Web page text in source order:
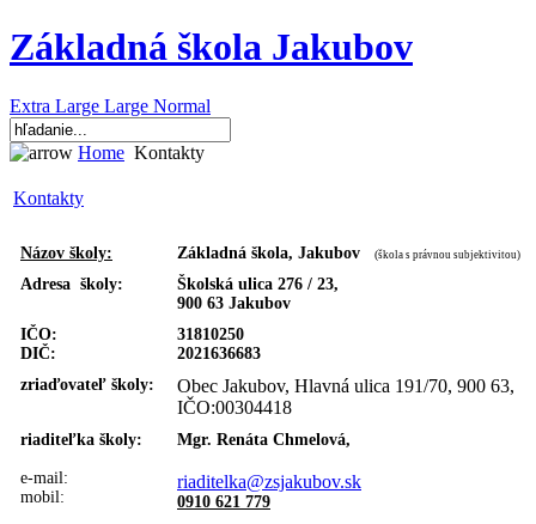
Základná škola Jakubov
Extra Large Large Normal
Home Kontakty
Kontakty
Názov školy: Základná škola, Jakubov (škola s právnou subjektivitou)
Adresa školy:
Školská ulica 276 / 23,
900 63 Jakubov
IČO:
DIČ:
31810250
2021636683
zriaďovateľ školy:
Obec Jakubov, Hlavná ulica 191/70, 900 63,
IČO:00304418
riaditeľka školy:
e-mail:
mobil:
Mgr. Renáta Chmelová,
riaditelka@zsjakubov.sk
0910 621 779